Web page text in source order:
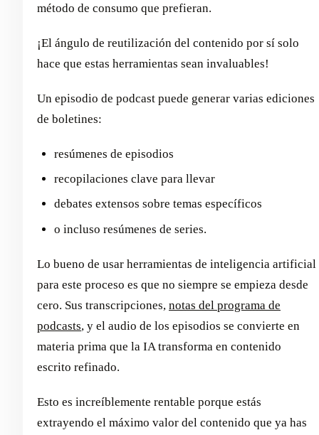
método de consumo que prefieran.
¡El ángulo de reutilización del contenido por sí solo
hace que estas herramientas sean invaluables!
Un episodio de podcast puede generar varias ediciones
de boletines:
resúmenes de episodios
recopilaciones clave para llevar
debates extensos sobre temas específicos
o incluso resúmenes de series.
Lo bueno de usar herramientas de inteligencia artificial
para este proceso es que no siempre se empieza desde
cero. Sus transcripciones, notas del programa de
podcasts, y el audio de los episodios se convierte en
materia prima que la IA transforma en contenido
escrito refinado.
Esto es increíblemente rentable porque estás
extrayendo el máximo valor del contenido que ya has